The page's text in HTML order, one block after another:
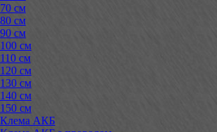
70 см
80 см
90 см
100 см
110 см
120 см
130 см
140 см
150 см
Клема АКБ